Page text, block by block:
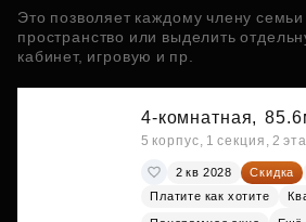
Это позволяет каждому члену
пространство или выделить
кабинет, игровую и пр.
4-комнатная,
5 корпус, 1 секция, 2
2 кв 2028 Скидка
Платите как хотите